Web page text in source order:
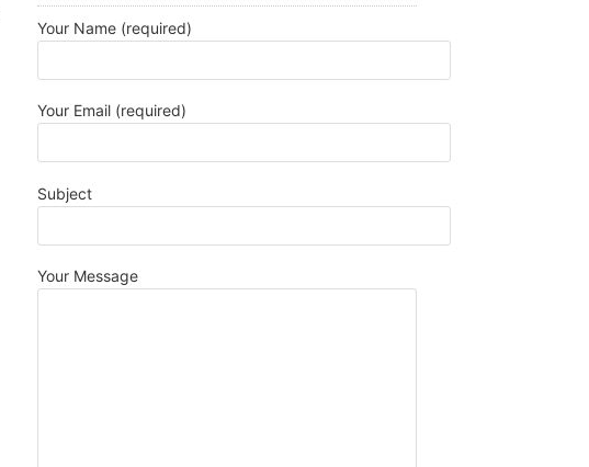
Your Name (required)
Your Email (required)
Subject
Your Message